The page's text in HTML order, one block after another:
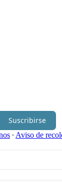
Suscribirse
∙ Aviso de